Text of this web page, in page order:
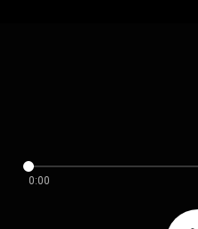
0:00